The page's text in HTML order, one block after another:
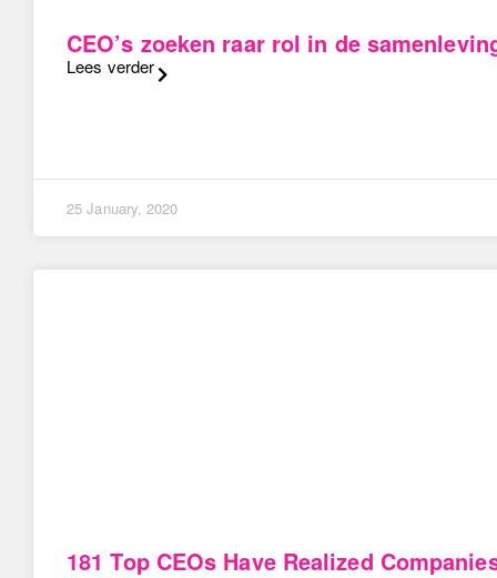
CEO’s zoeken raar rol in de
Lees verder
25 January, 2020
181 Top CEOs Have Realized